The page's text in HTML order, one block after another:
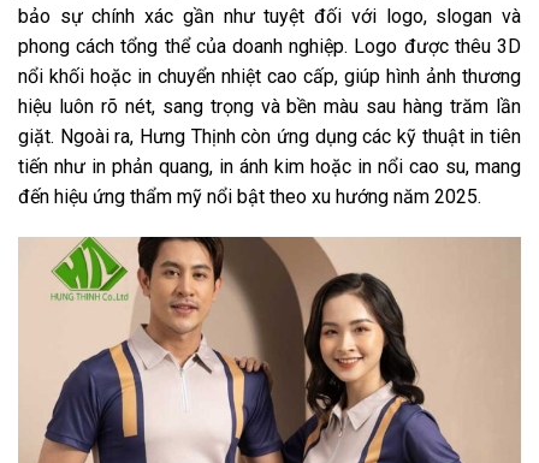
bảo sự chính xác gần như tuyệt đối với logo, slogan và
phong cách tổng thể của doanh nghiệp. Logo được thêu 3D
nổi khối hoặc in chuyển nhiệt cao cấp, giúp hình ảnh thương
hiệu luôn rõ nét, sang trọng và bền màu sau hàng trăm lần
giặt. Ngoài ra, Hưng Thịnh còn ứng dụng các kỹ thuật in tiên
tiến như in phản quang, in ánh kim hoặc in nổi cao su, mang
đến hiệu ứng thẩm mỹ nổi bật theo xu hướng năm 2025.